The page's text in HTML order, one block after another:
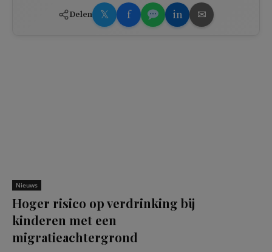
Delen 𝕏 f in ✉
Nieuws
Hoger risico op verdrinking bij
kinderen met een
migratieachtergrond